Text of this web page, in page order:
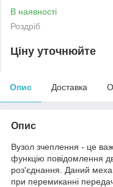
В наявності
Роздріб
Ціну уточнюйте
Опис Доставка
Опис
Вузол зчеплення - це
функцію повідомлення
роз'єднання. Даний
при перемиканні